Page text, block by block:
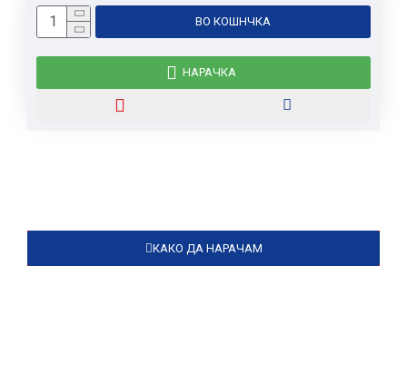
ВО КОШНЧКА
НАРАЧКА
КАКО ДА НАРАЧАМ